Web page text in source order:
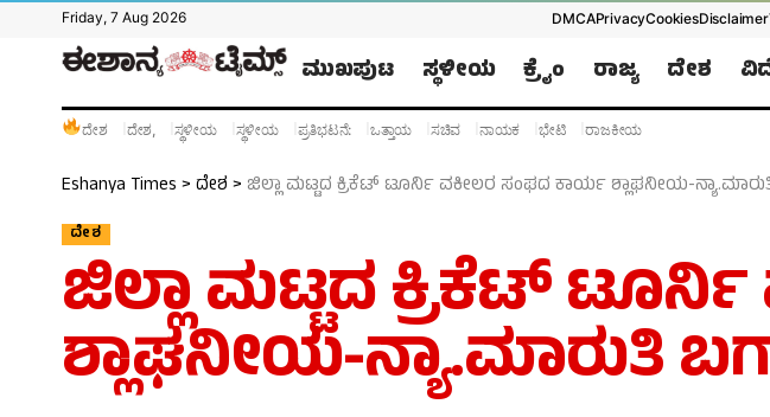
Friday, 7 Aug 2026 DMCAPrivacyCookiesDisclaimer
ಮುಖಪುಟ ಸ್ಥಳೀಯ ಕ್ರೈಂ ರಾಜ್ಯ ದೇಶ
ದೇಶ ದೇಶ, ಸ್ಥಳೀಯ ಸ್ಥಳೀಯ ಪ್ರತಿಭಟನೆ: ಒತ್ತಾಯ ಸಚಿವ ನಾಯಕ ಭೇಟಿ ರಾಜಕೀಯ
Eshanya Times > ದೇಶ > ಜಿಲ್ಲಾ ಮಟ್ಟದ ಕ್ರಿಕೆಟ್ ಟೂರ್ನಿ ವಕೀಲರ ಸಂಘದ ಕಾರ್ಯ ಶ್ಲಾಘನೀಯ-
ದೇಶ
ಜಿಲ್ಲಾ ಮಟ್ಟದ ಕ್ರಿಕೆಟ್
ಶ್ಲಾಘನೀಯ-ನ್ಯಾ.ಮಾರುತಿ
WhatsApp
Don’t Miss Out!
Group Today!
content delivered